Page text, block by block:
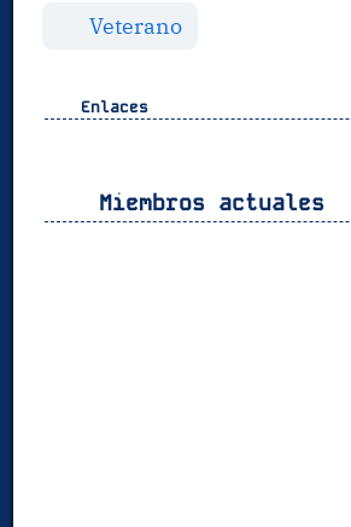
Veterano
Enlaces
Miembros actuales